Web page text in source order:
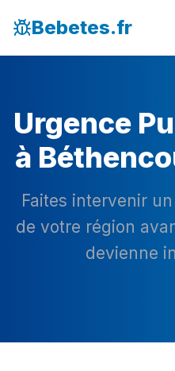
Bebetes.fr
Urgence
à
Faites intervenir
de votre région
devienne